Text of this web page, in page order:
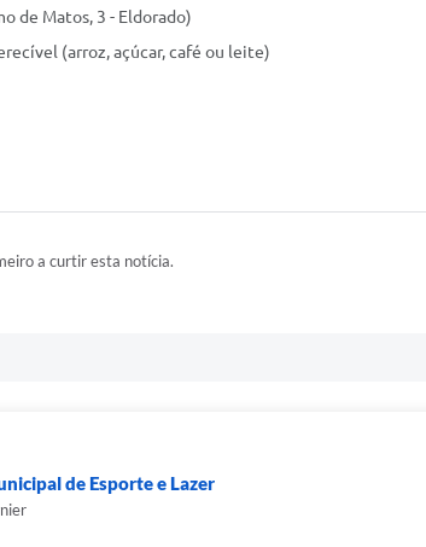
de Matos, 3 - Eldorado)
(arroz, açúcar, café ou leite)
a curtir esta notícia.
de Esporte e Lazer